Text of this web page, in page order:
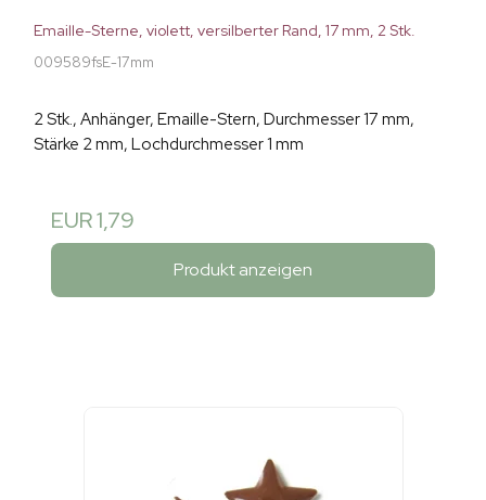
Emaille-Sterne, violett, versilberter Rand, 17 mm, 2 Stk.
009589fsE-17mm
2 Stk., Anhänger, Emaille-Stern, Durchmesser 17 mm,
Stärke 2 mm, Lochdurchmesser 1 mm
EUR 1,79
Produkt anzeigen